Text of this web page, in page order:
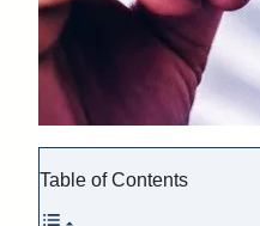
Table of Contents